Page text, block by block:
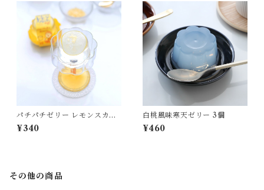
パチパチゼリー レモンスカッ
シュ
¥340
白桃風味寒天ゼリー 3個
¥460
その他の商品